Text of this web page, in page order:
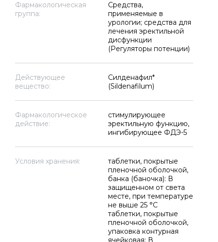
Фармакологическая
группа:
Средства,
применяемые в
урологии; средства для
лечения эректильной
дисфункции
(Регуляторы потенции)
Действующее
вещество:
Силденафил*
(Sildenafilum)
Фармакологическое
действие:
стимулирующее
эректильную функцию,
ингибирующее ФДЭ-5
Условия хранения:
таблетки, покрытые
пленочной оболочкой,
банка (баночка): В
защищенном от света
месте, при температуре
не выше 25 °C
таблетки, покрытые
пленочной оболочкой,
упаковка контурная
ячейковая: В